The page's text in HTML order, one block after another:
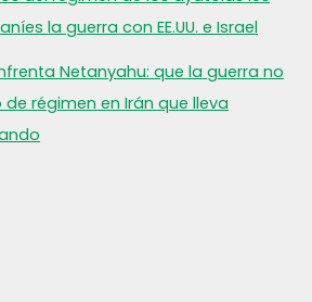
la guerra con EE.UU. e Israel
Netanyahu: que la guerra no
régimen en Irán que lleva